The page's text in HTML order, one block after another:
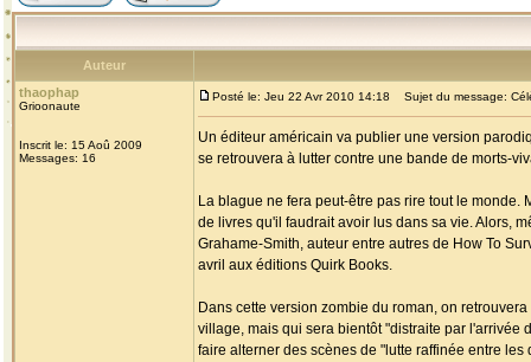
Auteur
thaophap
Grioonaute
Inscrit le: 15 Aoû 2009
Messages: 16
Posté le: Jeu 22 Avr 2010 14:18 Sujet du message:
Un éditeur américain va publier une version
se retrouvera à lutter contre une bande de morts-
La blague ne fera peut-être pas rire tout le
de livres qu'il faudrait avoir lus dans sa vie. Alors,
Grahame-Smith, auteur entre autres de How To
avril aux éditions Quirk Books.
Dans cette version zombie du roman, on
village, mais qui sera bientôt "distraite par l'arrivée
faire alterner des scènes de "lutte raffinée entre